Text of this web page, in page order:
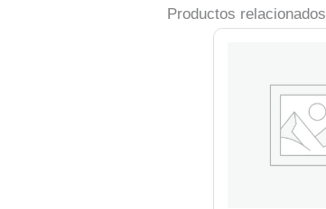
Productos relacionados